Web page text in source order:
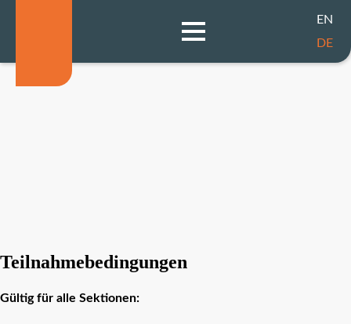
EN
DE
Teilnahmebedingungen
Gültig für alle Sektionen: